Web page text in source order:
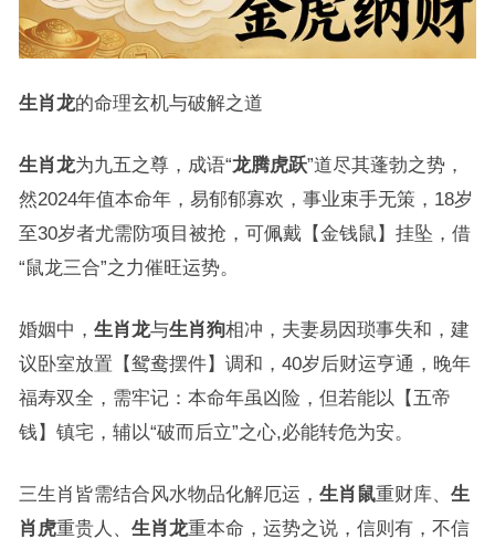
生肖龙的命理玄机与破解之道
生肖龙为九五之尊，成语“龙腾虎跃”道尽其蓬勃之势，
然2024年值本命年，易郁郁寡欢，事业束手无策，18岁
至30岁者尤需防项目被抢，可佩戴【金钱鼠】挂坠，借
“鼠龙三合”之力催旺运势。
婚姻中， 生肖龙与生肖狗相冲，夫妻易因琐事失和，建
议卧室放置【鸳鸯摆件】调和，40岁后财运亨通，晚年
福寿双全，需牢记：本命年虽凶险，但若能以【五帝
钱】镇宅，辅以“破而后立”之心,必能转危为安。
三生肖皆需结合风水物品化解厄运， 生肖鼠重财库、 生
肖虎重贵人、 生肖龙重本命，运势之说，信则有，不信